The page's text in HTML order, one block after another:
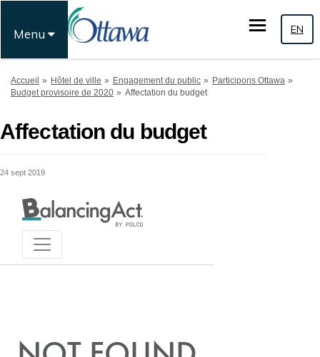
Menu EN
Vous êtes ici:
Accueil Hôtel de ville Engagement du public
Participons Ottawa
Budget provisoire de 2020
Affectation du budget
Affectation du budget
24 sept 2019